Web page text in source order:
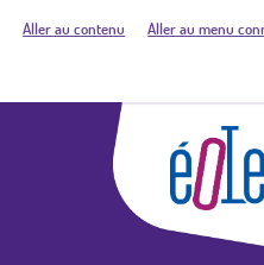
Aller au contenu Aller au menu